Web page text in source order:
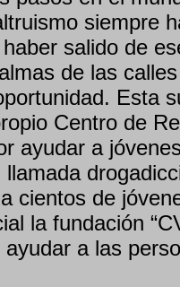
siempre
salido de
de las
Esta
Centro de
ayudar a
llamada
cientos de
la fundación
ayudar a las